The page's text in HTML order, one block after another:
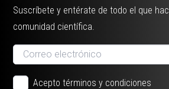
Suscríbete y entérate de todo el que
comunidad científica.
Acepto términos y condiciones